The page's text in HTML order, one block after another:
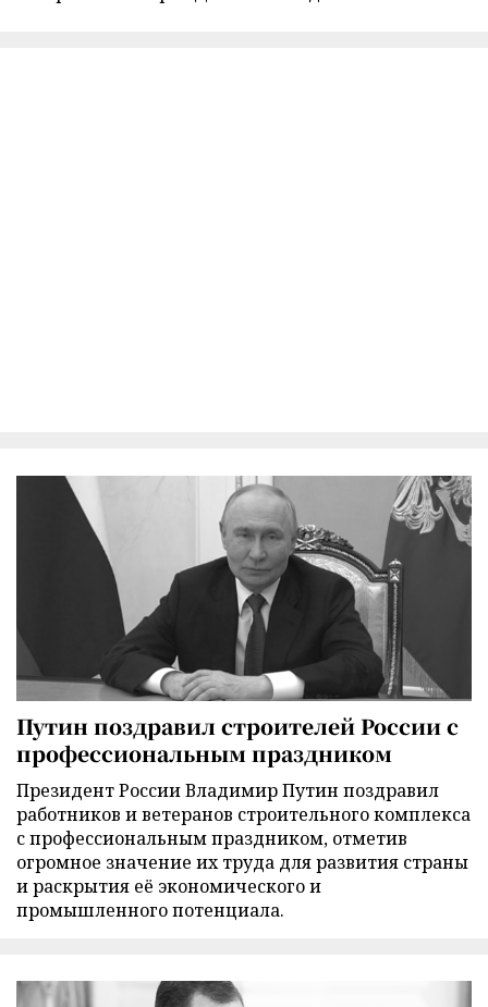
Путин поздравил строителей России с
профессиональным праздником
Президент России Владимир Путин поздравил
работников и ветеранов строительного комплекса
с профессиональным праздником, отметив
огромное значение их труда для развития страны
и раскрытия её экономического и
промышленного потенциала.